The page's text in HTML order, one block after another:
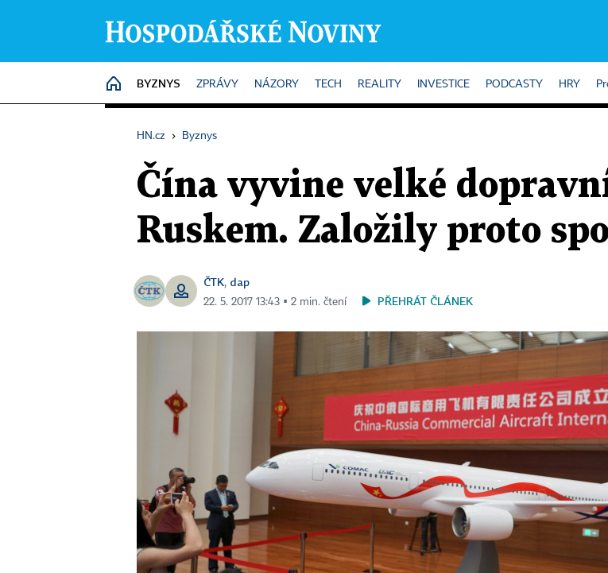
HOME
BYZNYS ZPRÁVY NÁZORY TECH REALITY INVESTICE PODCASTY HRY
HN.cz › Byznys
Čína vyvine velké
Ruskem. Založily proto
ČTK, dap
22. 5. 2017 13:43 ▪ 2 min. čtení PŘEHRÁT ČLÁNEK